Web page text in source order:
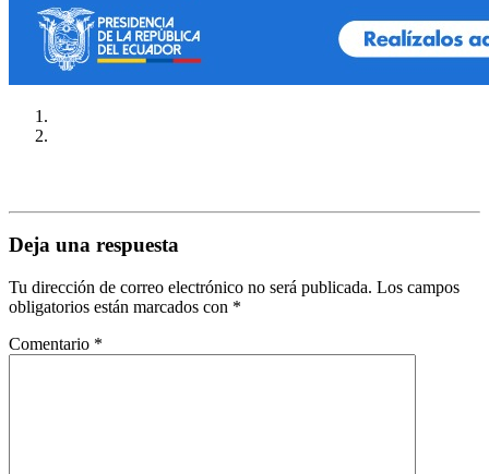
Deja una respuesta
Tu dirección de correo electrónico no será publicada. Los campos
obligatorios están marcados con *
Comentario *